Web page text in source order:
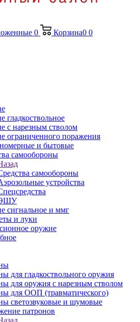
0 Корзина0 0
гладкоствольное
с нарезным стволом
ограниченного поражения
и бытовые
самообороны
самообороны
устройства
сигнальное и ммг
и луки
оружие
для гладкоствольного оружия
для оружия с нарезным стволом
для ООП (травматического)
светозвуковые и шумовые
патронов